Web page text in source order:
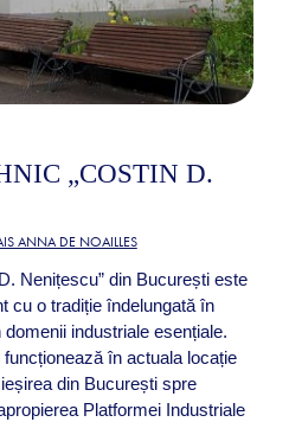
„COSTIN D.
ANNA DE NOAILLES
Nenițescu” din București este
cu o tradiție îndelungată în
industriale esențiale.
în actuala locație
din București spre
Platformei Industriale